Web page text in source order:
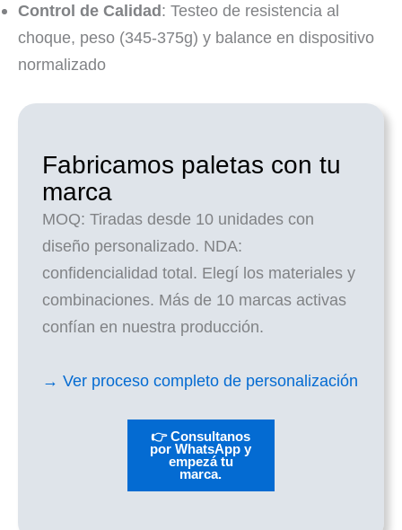
Control de Calidad: Testeo de resistencia al
choque, peso (345-375g) y balance en dispositivo
normalizado
Fabricamos paletas con tu
marca
MOQ: Tiradas desde 10 unidades con
diseño personalizado. NDA:
confidencialidad total. Elegí los materiales y
combinaciones. Más de 10 marcas activas
confían en nuestra producción.
→ Ver proceso completo de personalización
👉 Consultanos
por WhatsApp y
empezá tu
marca.